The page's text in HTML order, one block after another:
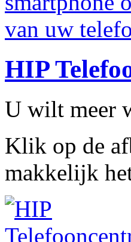
HIP
U wilt meer
Klik op de
makkelijk